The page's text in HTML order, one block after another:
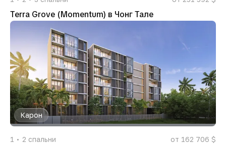
Terra Grove (Momentum) в Чонг Тале
Карон
1 2 спальни от 162 706 $